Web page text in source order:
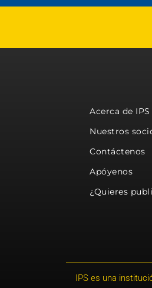
Acerca de IPS
Nuestros
Contáctenos
Apóyenos
¿Quieres
IPS es una